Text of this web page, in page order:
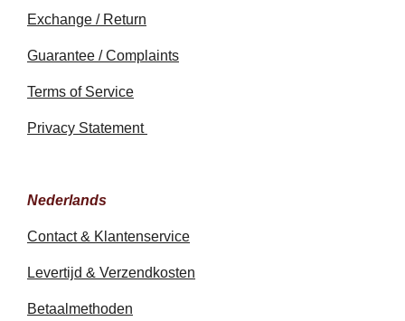
Exchange / Return
Guarantee / Complaints
Terms of Service
Privacy Statement
Nederlands
Contact & Klantenservice
Levertijd & Verzendkosten
Betaalmethoden